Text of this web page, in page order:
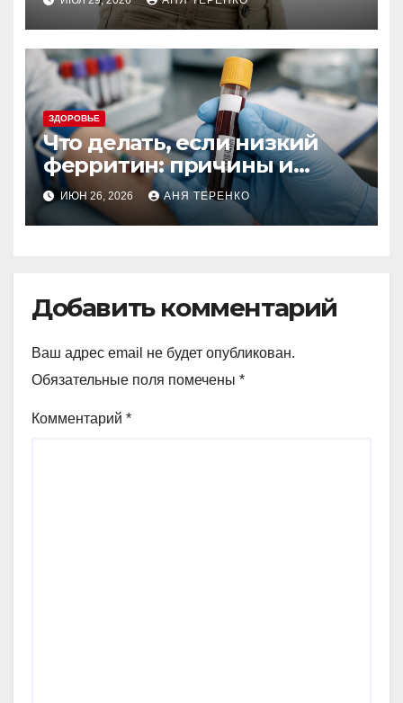
ЗДОРОВЬЕ
Что делать, если низкий
ферритин: причины и
действия
ИЮН 26, 2026 АНЯ ТЕРЕНКО
Добавить комментарий
Ваш адрес email не будет опубликован.
Обязательные поля помечены *
Комментарий *